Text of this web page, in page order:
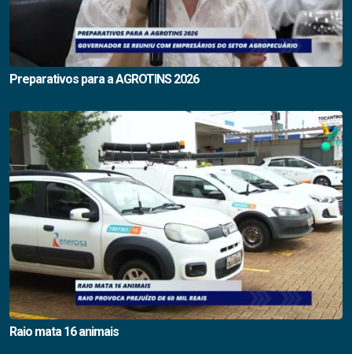
Preparativos para a AGROTINS 2026
Raio mata 16 animais